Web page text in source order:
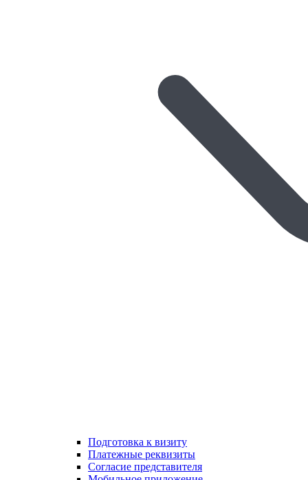
Подготовка к визиту
Платежные реквизиты
Согласие представителя